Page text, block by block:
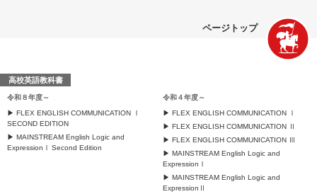
高校英語教科書
令和８年度～
FLEX ENGLISH COMMUNICATION Ⅰ
SECOND EDITION
MAINSTREAM English Logic and
ExpressionⅠ Second Edition
令和４年度～
FLEX ENGLISH COMMUNICATION Ⅰ
FLEX ENGLISH COMMUNICATION Ⅱ
FLEX ENGLISH COMMUNICATION Ⅲ
MAINSTREAM English Logic and
ExpressionⅠ
MAINSTREAM English Logic and
ExpressionⅡ
ページトップ